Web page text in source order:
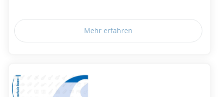
Mehr erfahren